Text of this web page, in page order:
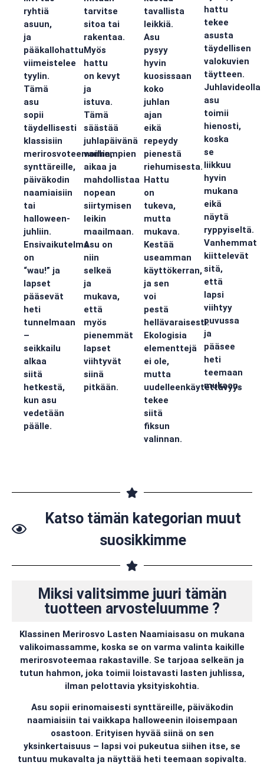
ryhtiä
asuun,
ja
pääkallohattu
viimeistelee
tyylin.
Tämä
asu
sopii
täydellisesti
klassisiin
merirosvoteemoihin,
synttäreille,
päiväkodin
naamiaisiin
tai
halloween-
juhliin.
Ensivaikutelma
on
“wau!” ja
lapset
pääsevät
heti
tunnelmaan
–
seikkailu
alkaa
siitä
hetkestä,
kun asu
vedetään
päälle.
tarvitse
sitoa tai
rakentaa.
Myös
hattu
on kevyt
ja
istuva.
Tämä
säästää
juhlapäivänä
vanhempien
aikaa ja
mahdollistaa
nopean
siirtymisen
leikin
maailmaan.
Asu on
niin
selkeä
ja
mukava,
että
myös
pienemmät
lapset
viihtyvät
siinä
pitkään.
tavallista
leikkiä.
Asu
pysyy
hyvin
kuosissaan
koko
juhlan
ajan
eikä
repeydy
pienestä
riehumisesta.
Hattu
on
tukeva,
mutta
mukava.
Kestää
useamman
käyttökerran,
ja sen
voi
pestä
hellävaraisesti.
Ekologisia
elementtejä
ei ole,
mutta
uudelleenkäytettävyys
tekee
siitä
fiksun
valinnan.
hattu
tekee
asusta
täydellisen
valokuvien
täytteen.
Juhlavideolla
asu
toimii
hienosti,
koska
se
liikkuu
hyvin
mukana
eikä
näytä
ryppyiseltä.
Vanhemmat
kiittelevät
sitä,
että
lapsi
viihtyy
puvussa
ja
pääsee
heti
teemaan
mukaan.
Katso tämän kategorian muut
suosikkimme
Miksi valitsimme juuri tämän
tuotteen arvosteluumme ?
Klassinen Merirosvo Lasten Naamiaisasu on mukana
valikoimassamme, koska se on varma valinta kaikille
merirosvoteemaa rakastaville. Se tarjoaa selkeän ja
tutun hahmon, joka toimii loistavasti lasten juhlissa,
ilman pelottavia yksityiskohtia.
Asu sopii erinomaisesti synttäreille, päiväkodin
naamiaisiin tai vaikkapa halloweenin iloisempaan
osastoon. Erityisen hyvää siinä on sen
yksinkertaisuus – lapsi voi pukeutua siihen itse, se
tuntuu mukavalta ja näyttää heti teemaan sopivalta.